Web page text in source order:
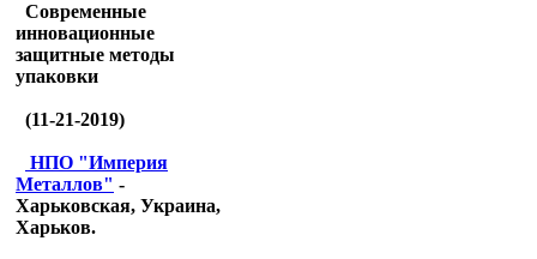
Современные
инновационные
защитные методы
упаковки
(11-21-2019)
НПО "Империя
Металлов" -
Харьковская, Украина,
Харьков.